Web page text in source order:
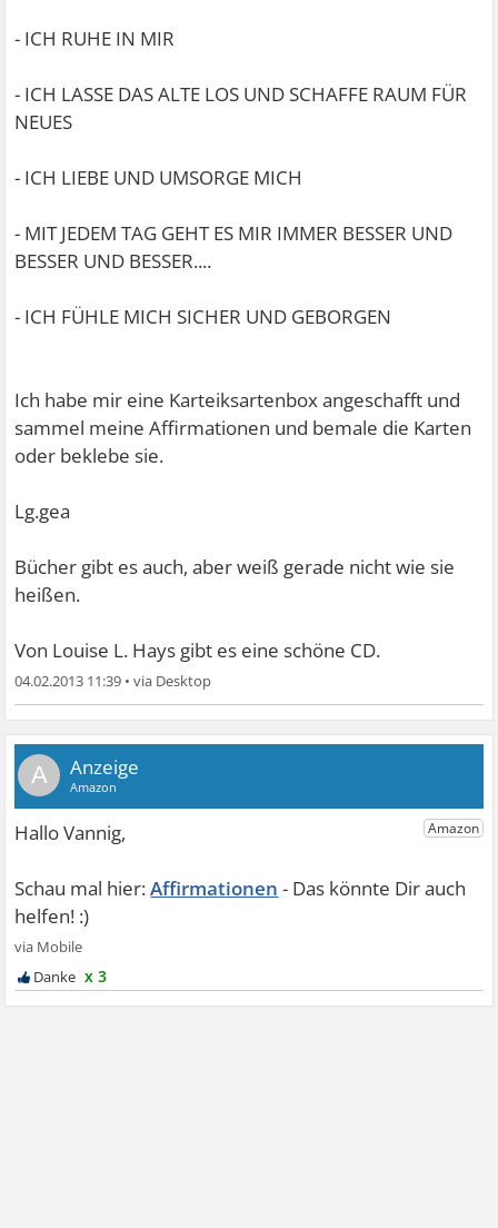
- ICH RUHE IN MIR
- ICH LASSE DAS ALTE LOS UND SCHAFFE RAUM FÜR
NEUES
- ICH LIEBE UND UMSORGE MICH
- MIT JEDEM TAG GEHT ES MIR IMMER BESSER UND
BESSER UND BESSER....
- ICH FÜHLE MICH SICHER UND GEBORGEN
Ich habe mir eine Karteiksartenbox angeschafft und
sammel meine Affirmationen und bemale die Karten
oder beklebe sie.
Lg.gea
Bücher gibt es auch, aber weiß gerade nicht wie sie
heißen.
Von Louise L. Hays gibt es eine schöne CD.
04.02.2013 11:39 •
A
Affirmationen
x 3